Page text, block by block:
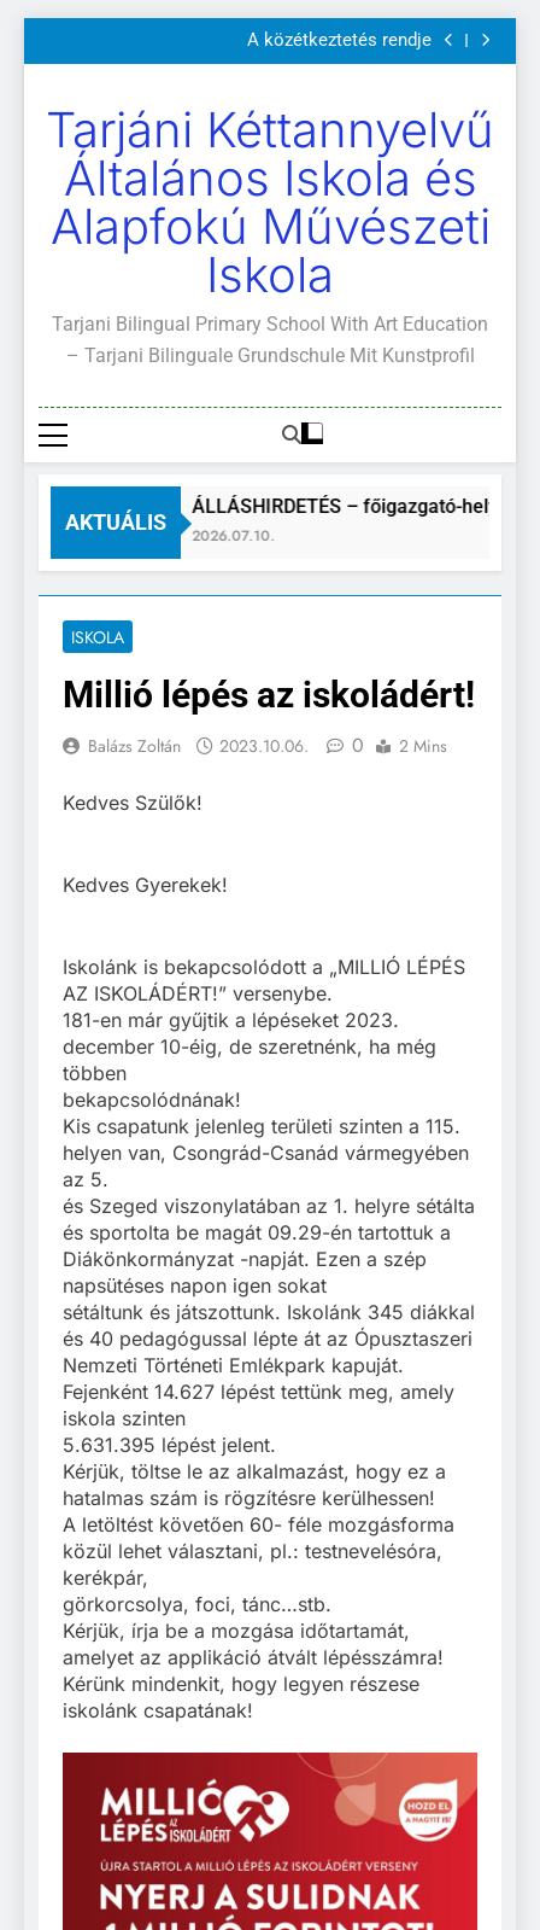
a
Szülői értekezletek 2026. május 04-14.
A közétkeztetés rendje
Kötelező és ajánlott olvasmányok
Szülői értekezletek 2026. május 04-14.
A közétkeztetés rendje
Kötelező és ajánlott olvasmányok
A Mi Világunk!
Tarjáni Kéttannyelvű
Általános Iskola és
Alapfokú Művészeti
Iskola
Tarjani Bilingual Primary School With Art Education
– Tarjani Bilinguale Grundschule Mit Kunstprofil
AKTUÁLIS
ÁLLÁSHIRDETÉS – főigazgató-helyettes
2026.07.10.
ISKOLA
Millió lépés az iskoládért!
Balázs Zoltán 2023.10.06. 0 2 Mins
Kedves Szülők!
Kedves Gyerekek!
Iskolánk is bekapcsolódott a „MILLIÓ LÉPÉS
AZ ISKOLÁDÉRT!” versenybe.
181-en már gyűjtik a lépéseket 2023.
december 10-éig, de szeretnénk, ha még
többen
bekapcsolódnának!
Kis csapatunk jelenleg területi szinten a 115.
helyen van, Csongrád-Csanád vármegyében
az 5.
és Szeged viszonylatában az 1. helyre sétálta
és sportolta be magát 09.29-én tartottuk a
Diákönkormányzat -napját. Ezen a szép
napsütéses napon igen sokat
sétáltunk és játszottunk. Iskolánk 345 diákkal
és 40 pedagógussal lépte át az Ópusztaszeri
Nemzeti Történeti Emlékpark kapuját.
Fejenként 14.627 lépést tettünk meg, amely
iskola szinten
5.631.395 lépést jelent.
Kérjük, töltse le az alkalmazást, hogy ez a
hatalmas szám is rögzítésre kerülhessen!
A letöltést követően 60- féle mozgásforma
közül lehet választani, pl.: testnevelésóra,
kerékpár,
görkorcsolya, foci, tánc…stb.
Kérjük, írja be a mozgása időtartamát,
amelyet az applikáció átvált lépésszámra!
Kérünk mindenkit, hogy legyen részese
iskolánk csapatának!